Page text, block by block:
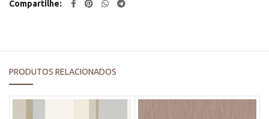
Compartilhe
PRODUTOS RELACIONADOS